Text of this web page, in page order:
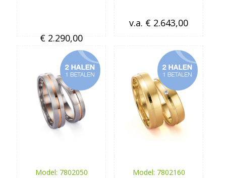
€ 2.290,00
v.a. € 2.643,00
Model: 7802050 Model: 7802160